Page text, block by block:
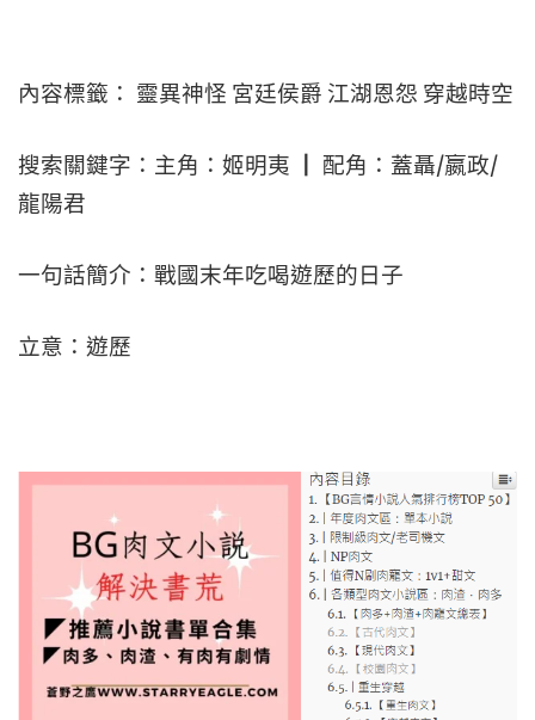
內容標籤： 靈異神怪 宮廷侯爵 江湖恩怨 穿越時空
搜索關鍵字：主角：姬明夷 ┃ 配角：蓋聶/嬴政/
龍陽君
一句話簡介：戰國末年吃喝遊歷的日子
立意：遊歷